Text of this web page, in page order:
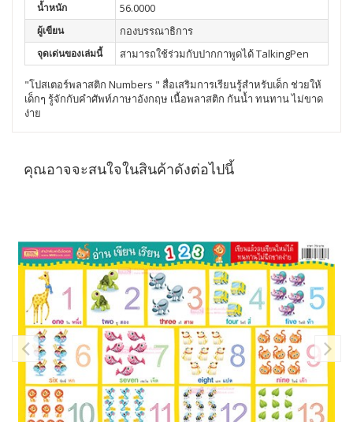
น้ำหนัก 56.0000
ผู้เขียน กองบรรณาธิการ
จุดเด่นของเล่มนี้ สามารถใช้ร่วมกับปากกาพูดได้ TalkingPen
"โปสเตอร์พลาสติก Numbers " สื่อเสริมการเรียนรู้สำหรับเด็ก ช่วยให้
เด็กๆ รู้จักกับคำศัพท์ภาษาอังกฤษ เนื้อพลาสติก กันน้ำ ทนทาน ไม่ขาด
ง่าย
คุณอาจจะสนใจในสินค้าดังต่อไปนี้